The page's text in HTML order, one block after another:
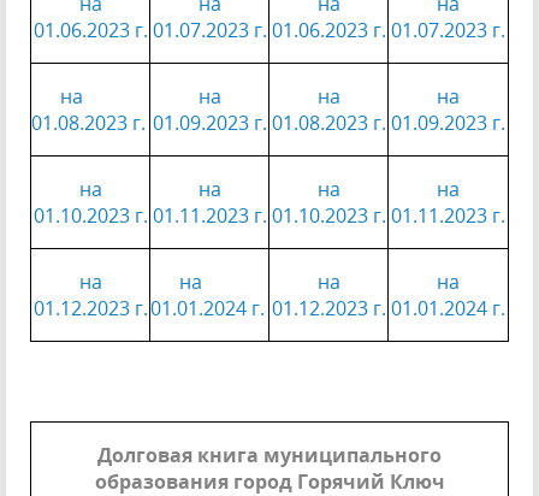
01.06.2023 г. 01.07.2023 г. 01.06.2023 г. 01.07.2023 г.
на
01.08.2023 г.
на
01.09.2023 г.
на
01.08.2023 г.
на
01.09.2023 г.
на
01.10.2023 г.
на
01.11.2023 г.
на
01.10.2023 г.
на
01.11.2023 г.
на
01.12.2023 г.
на
01.01.2024 г.
на
01.12.2023 г.
на
01.01.2024 г.
Долговая книга муниципального
образования город Горячий Ключ